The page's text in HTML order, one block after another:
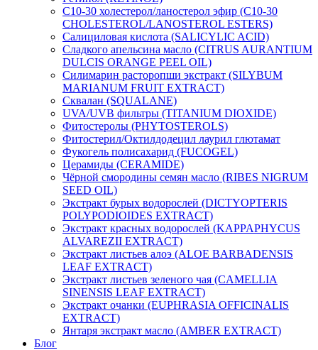
C10-30 холестерол/ланостерол эфир (C10-30
CHOLESTEROL/LANOSTEROL ESTERS)
Салициловая кислота (SALICYLIC ACID)
Сладкого апельсина масло (CITRUS AURANTIUM
DULCIS ORANGE PEEL OIL)
Силимарин расторопши экстракт (SILYBUM
MARIANUM FRUIT EXTRACT)
Сквалан (SQUALANE)
UVA/UVB фильтры (TITANIUM DIOXIDE)
Фитостеролы (PHYTOSTEROLS)
Фитостерил/Октилдодецил лаурил глютамат
Фукогель полисахарид (FUCOGEL)
Церамиды (CERAMIDE)
Чёрной смородины семян масло (RIBES NIGRUM
SEED OIL)
Экстракт бурых водорослей (DICTYOPTERIS
POLYPODIOIDES EXTRACT)
Экстракт красных водорослей (KAPPAPHYCUS
ALVAREZII EXTRACT)
Экстракт листьев алоэ (ALOE BARBADENSIS
LEAF EXTRACT)
Экстракт листьев зеленого чая (CAMELLIA
SINENSIS LEAF EXTRACT)
Экстракт очанки (EUPHRASIA OFFICINALIS
EXTRACT)
Янтаря экстракт масло (AMBER EXTRACT)
Блог